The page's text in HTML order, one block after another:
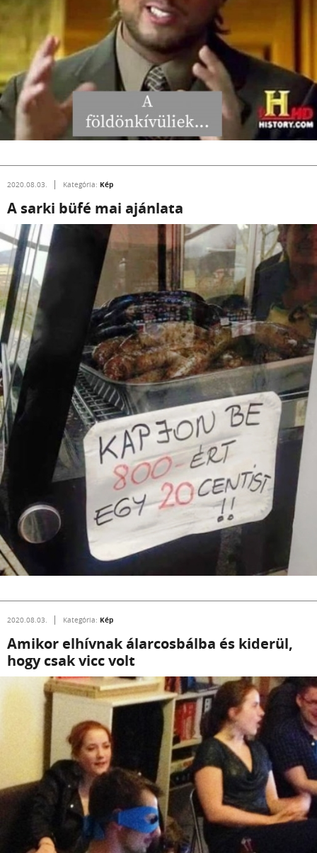
2020.08.03. Kategória: Kép
A sarki büfé mai ajánlata
2020.08.03. Kategória: Kép
Amikor elhívnak álarcosbálba és kiderül,
hogy csak vicc volt